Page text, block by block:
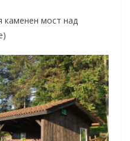
каменен мост над